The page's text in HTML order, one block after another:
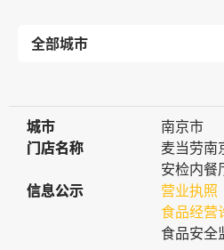
城市
城市
南京市
门店名称
门店名称
麦当劳南
安检内餐
信息公示
信息公示
营业执照
食品经营
食品安全